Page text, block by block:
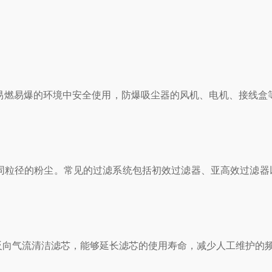
爆的环境中安全使用，防爆吸尘器的风机、电机、接线盒
的粉尘。常见的过滤系统包括初效过滤器、亚高效过滤器
流清洁滤芯，能够延长滤芯的使用寿命，减少人工维护的